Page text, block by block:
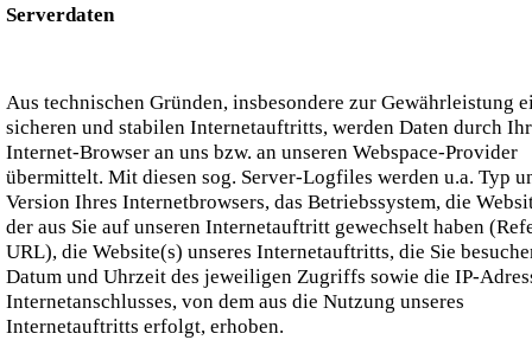
Serverdaten
Aus technischen Gründen, insbesondere zur Gewährleistung
sicheren und stabilen Internetauftritts, werden Daten durch
Internet-Browser an uns bzw. an unseren Webspace-Provider
übermittelt. Mit diesen sog. Server-Logfiles werden u.a. Typ
Version Ihres Internetbrowsers, das Betriebssystem, die
der aus Sie auf unseren Internetauftritt gewechselt haben
URL), die Website(s) unseres Internetauftritts, die Sie
Datum und Uhrzeit des jeweiligen Zugriffs sowie die IP-
Internetanschlusses, von dem aus die Nutzung unseres
Internetauftritts erfolgt, erhoben.